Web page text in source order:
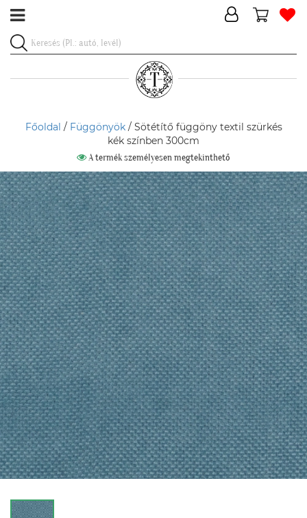
Főoldal / Függönyök/ Sötétítő függöny textil szürkés
kék színben 300cm
A termék személyesen megtekinthető